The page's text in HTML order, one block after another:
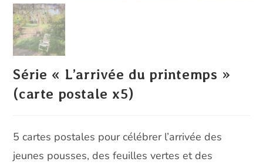
Série « L’arrivée du printemps »
(carte postale x5)
5 cartes postales pour célébrer l’arrivée des
jeunes pousses, des feuilles vertes et des